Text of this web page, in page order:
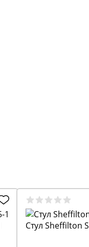
Стул Sheffilton